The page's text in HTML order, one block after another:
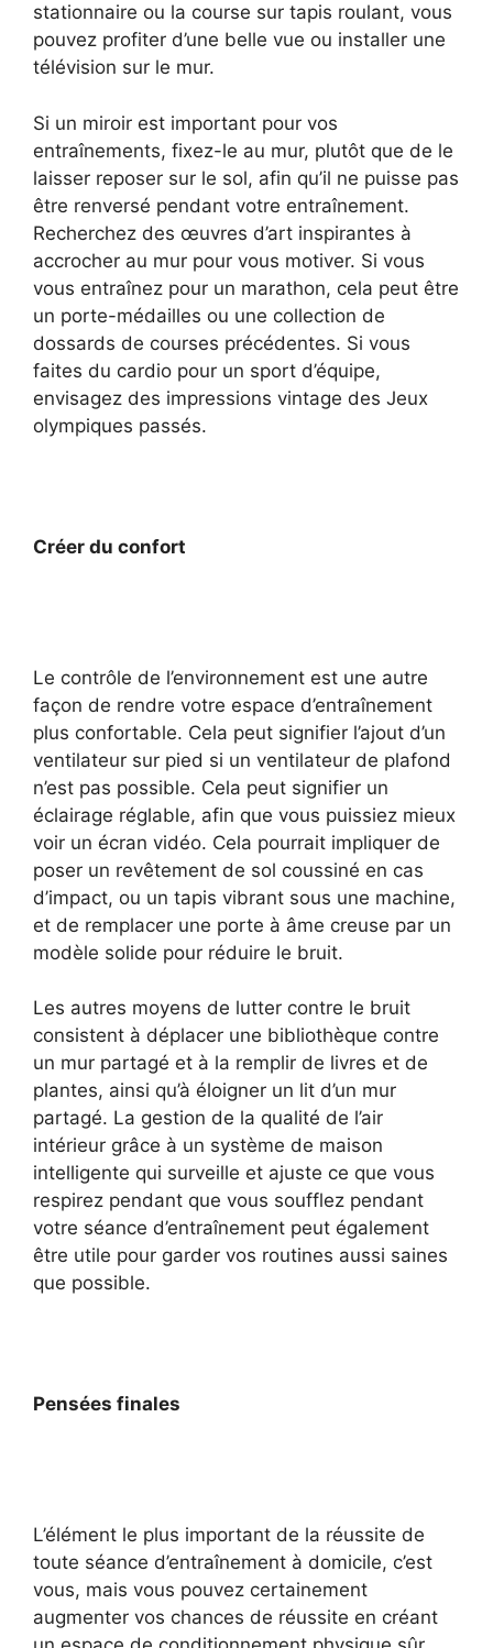
stationnaire ou la course sur tapis roulant, vous
pouvez profiter d’une belle vue ou installer une
télévision sur le mur.
Si un miroir est important pour vos
entraînements, fixez-le au mur, plutôt que de le
laisser reposer sur le sol, afin qu’il ne puisse pas
être renversé pendant votre entraînement.
Recherchez des œuvres d’art inspirantes à
accrocher au mur pour vous motiver. Si vous
vous entraînez pour un marathon, cela peut être
un porte-médailles ou une collection de
dossards de courses précédentes. Si vous
faites du cardio pour un sport d’équipe,
envisagez des impressions vintage des Jeux
olympiques passés.
Créer du confort
Le contrôle de l’environnement est une autre
façon de rendre votre espace d’entraînement
plus confortable. Cela peut signifier l’ajout d’un
ventilateur sur pied si un ventilateur de plafond
n’est pas possible. Cela peut signifier un
éclairage réglable, afin que vous puissiez mieux
voir un écran vidéo. Cela pourrait impliquer de
poser un revêtement de sol coussiné en cas
d’impact, ou un tapis vibrant sous une machine,
et de remplacer une porte à âme creuse par un
modèle solide pour réduire le bruit.
Les autres moyens de lutter contre le bruit
consistent à déplacer une bibliothèque contre
un mur partagé et à la remplir de livres et de
plantes, ainsi qu’à éloigner un lit d’un mur
partagé. La gestion de la qualité de l’air
intérieur grâce à un système de maison
intelligente qui surveille et ajuste ce que vous
respirez pendant que vous soufflez pendant
votre séance d’entraînement peut également
être utile pour garder vos routines aussi saines
que possible.
Pensées finales
L’élément le plus important de la réussite de
toute séance d’entraînement à domicile, c’est
vous, mais vous pouvez certainement
augmenter vos chances de réussite en créant